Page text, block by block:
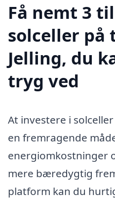
Få nemt 3
solceller på
Jelling, du
tryg ved
At investere i
en fremragende
energiomkostninger
mere bæredygtig
platform kan du